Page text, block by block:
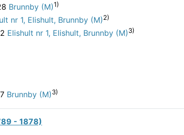
Brunnby (M)1)
nr 1, Elishult, Brunnby (M)2)
Elishult nr 1, Elishult, Brunnby (M)3)
Brunnby (M)3)
- 1878)